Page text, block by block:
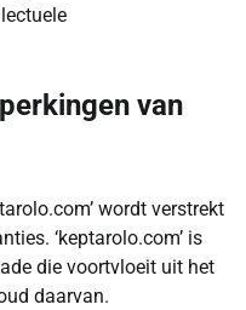
van
wordt verstrekt
‘keptarolo.com’ is
die voortvloeit uit het
daarvan.